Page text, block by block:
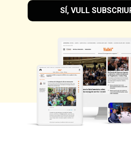
SÍ, VULL